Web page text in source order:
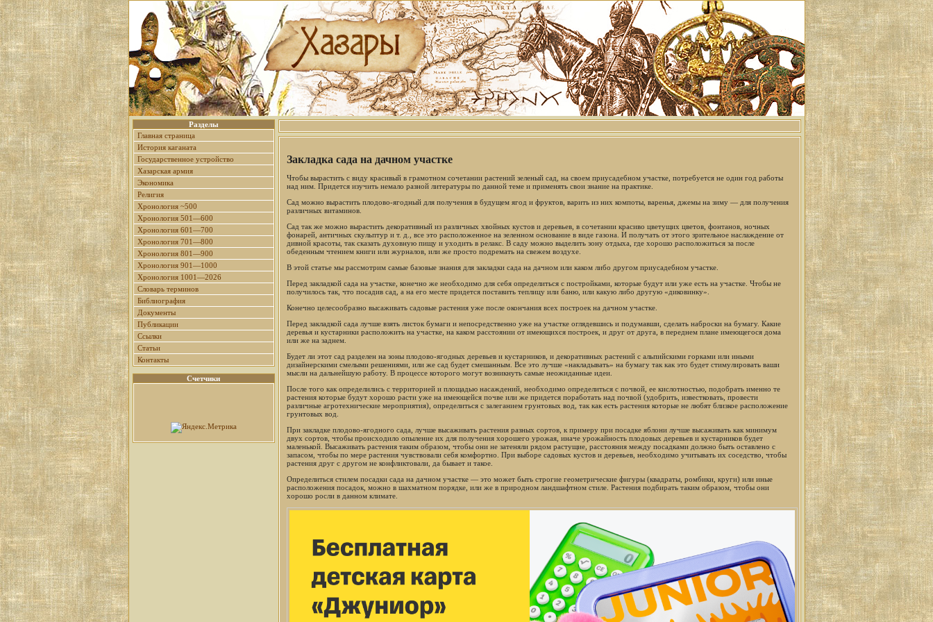
Разделы
Главная страница
История каганата
Государственное устройство
Хазарская армия
Экономика
Религия
Хронология ~500
Хронология 501—600
Хронология 601—700
Хронология 701—800
Хронология 801—900
Хронология 901—1000
Хронология 1001—2026
Словарь терминов
Библиография
Документы
Публикации
Ссылки
Статьи
Контакты
Счетчики
Закладка сада на дачном участке
Чтобы вырастить с виду красивый в грамотном сочетании растений зеленый сад, на своем приусадебном участке, потребуется не один год работы
над ним. Придется изучить немало разной литературы по данной теме и применять свои знание на практике.
Сад можно вырастить плодово-ягодный для получения в будущем ягод и фруктов, варить из них компоты, варенья, джемы на зиму — для получения
различных витаминов.
Сад так же можно вырастить декоративный из различных хвойных кустов и деревьев, в сочетании красиво цветущих цветов, фонтанов, ночных
фонарей, античных скульптур и т. д., все это расположенное на зеленном основание в виде газона. И получать от этого зрительное наслаждение от
дивной красоты, так сказать духовную пищу и уходить в релакс. В саду можно выделить зону отдыха, где хорошо расположиться за после
обеденным чтением книги или журналов, или же просто подремать на свежем воздухе.
В этой статье мы рассмотрим самые базовые знания для закладки сада на дачном или каком либо другом приусадебном участке.
Перед закладкой сада на участке, конечно же необходимо для себя определиться с постройками, которые будут или уже есть на участке. Чтобы не
получилось так, что посадив сад, а на его месте придется поставить теплицу или баню, или какую либо другую «диковинку».
Конечно целесообразно высаживать садовые растения уже после окончания всех построек на дачном участке.
Перед закладкой сада лучше взять листок бумаги и непосредственно уже на участке оглядевшись и подумавши, сделать наброски на бумагу. Какие
деревья и кустарники расположить на участке, на каком расстоянии от имеющихся построек, и друг от друга, в переднем плане имеющегося дома
или же на заднем.
Будет ли этот сад разделен на зоны плодово-ягодных деревьев и кустарников, и декоративных растений с альпийскими горками или иными
дизайнерскими смелыми решениями, или же сад будет смешанным. Все это лучше «накладывать» на бумагу так как это будет стимулировать ваши
мысли на дальнейшую работу. В процессе которого могут возникнуть самые неожиданные идеи.
После того как определились с территорией и площадью насаждений, необходимо определиться с почвой, ее кислотностью, подобрать именно те
растения которые будут хорошо расти уже на имеющейся почве или же придется поработать над почвой (удобрить, известковать, провести
различные агротехнические мероприятия), определиться с залеганием грунтовых вод, так как есть растения которые не любят близкое расположение
грунтовых вод.
При закладке плодово-ягодного сада, лучше высаживать растения разных сортов, к примеру при посадке яблони лучше высаживать как минимум
двух сортов, чтобы происходило опыление их для получения хорошего урожая, иначе урожайность плодовых деревьев и кустарников будет
маленькой. Высаживать растения таким образом, чтобы они не затеняли рядом растущие, расстояния между посадками должно быть оставлено с
запасом, чтобы по мере растения чувствовали себя комфортно. При выборе садовых кустов и деревьев, необходимо учитывать их соседство, чтобы
растения друг с другом не конфликтовали, да бывает и такое.
Определиться стилем посадки сада на дачном участке — это может быть строгие геометрические фигуры (квадраты, ромбики, круги) или иные
расположения посадок, можно в шахматном порядке, или же в природном ландшафтном стиле. Растения подбирать таким образом, чтобы они
хорошо росли в данном климате.